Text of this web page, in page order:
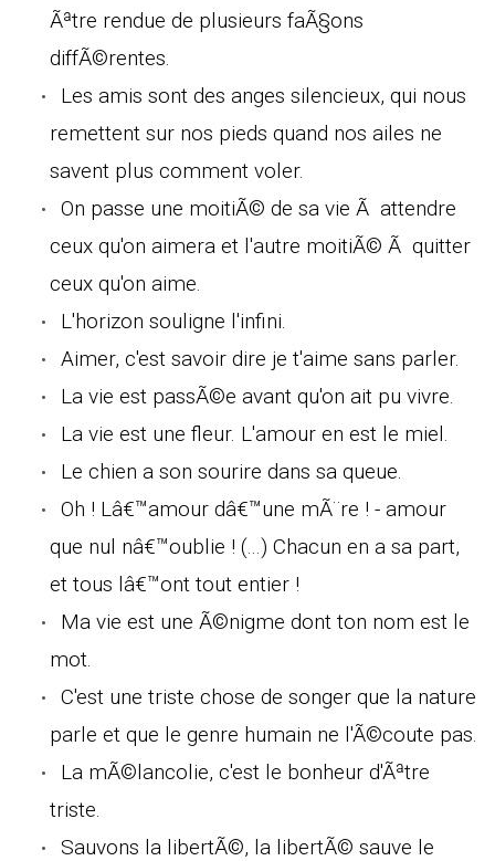
Ãªtre rendue de plusieurs faÃ§ons
diffÃ©rentes.
Les amis sont des anges silencieux, qui nous
remettent sur nos pieds quand nos ailes ne
savent plus comment voler.
On passe une moitiÃ© de sa vie Ã attendre
ceux qu'on aimera et l'autre moitiÃ© Ã quitter
ceux qu'on aime.
L'horizon souligne l'infini.
Aimer, c'est savoir dire je t'aime sans parler.
La vie est passÃ©e avant qu'on ait pu vivre.
La vie est une fleur. L'amour en est le miel.
Le chien a son sourire dans sa queue.
Oh ! Lâ€™amour dâ€™une mÃ¨re ! - amour
que nul nâ€™oublie ! (...) Chacun en a sa part,
et tous lâ€™ont tout entier !
Ma vie est une Ã©nigme dont ton nom est le
mot.
C'est une triste chose de songer que la nature
parle et que le genre humain ne l'Ã©coute pas.
La mÃ©lancolie, c'est le bonheur d'Ãªtre
triste.
Sauvons la libertÃ©, la libertÃ© sauve le